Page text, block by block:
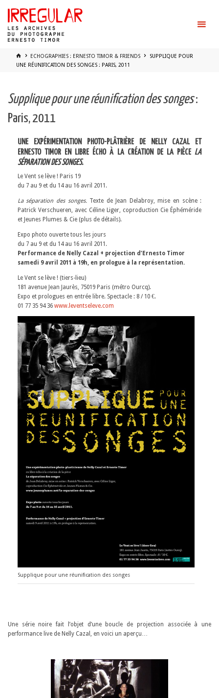
content
HOMEECHOGRAPHIES : ERNESTO TIMOR & FRIENDS
SUPPLIQUE POUR
UNE RÉUNIFICATION DES SONGES : PARIS, 2011
Supplique pour une réunification des songes:
Paris, 2011
UNE EXPÉRIMENTATION PHOTO-PLÂTRIÈRE DE NELLY CAZAL ET
ERNESTO TIMOR EN LIBRE ÉCHO À LA CRÉATION DE LA PIÈCELA
SÉPARATION DES SONGES.
Le Vent se lève ! Paris 19
du 7 au 9 et du 14 au 16 avril 2011.
La séparation des songes. Texte de Jean Delabroy, mise en scène :
Patrick Verschueren, avec Céline Liger, coproduction Cie Éphéméride
et Jeunes Plumes & Cie (plus de détails).
Expo photo ouverte tous les jours
du 7 au 9 et du 14 au 16 avril 2011.
Performance de Nelly Cazal + projection d’Ernesto Timor
samedi 9 avril 2011 à 19h, en prologue à la représentation.
Le Vent se lève ! (tiers-lieu)
181 avenue Jean Jaurès, 75019 Paris (métro Ourcq).
Expo et prologues en entrée libre. Spectacle : 8 / 10 €.
01 77 35 94 36 www.leventseleve.com
Supplique pour une réunification des songes
Une série noire fait l’objet d’une boucle de projection associée à une
performance live de Nelly Cazal, en voici un aperçu…